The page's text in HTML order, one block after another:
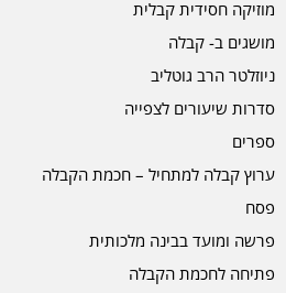
מוזיקה חסידית קבלית
מושגים ב- קבלה
ניוזלטר הרב גוטליב
סדרות שיעורים לצפייה
ספרים
ערוץ קבלה למתחיל – חכמת הקבלה
פסח
פרשה ומועד בבינה מלכותית
פתיחה לחכמת הקבלה